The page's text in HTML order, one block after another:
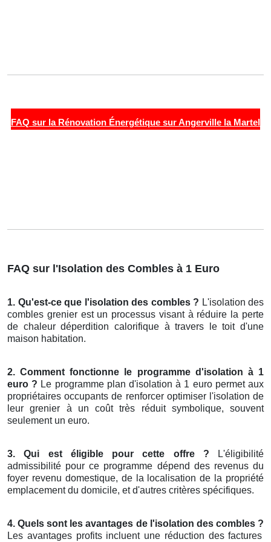
FAQ sur la Rénovation Énergétique sur Angerville la Martel
FAQ sur l'Isolation des Combles à 1 Euro
1. Qu'est-ce que l'isolation des combles ? L'isolation des
combles grenier est un processus visant à réduire la perte
de chaleur déperdition calorifique à travers le toit d'une
maison habitation.
2. Comment fonctionne le programme d'isolation à 1
euro ? Le programme plan d'isolation à 1 euro permet aux
propriétaires occupants de renforcer optimiser l'isolation de
leur grenier à un coût très réduit symbolique, souvent
seulement un euro.
3. Qui est éligible pour cette offre ? L'éligibilité
admissibilité pour ce programme dépend des revenus du
foyer revenu domestique, de la localisation de la propriété
emplacement du domicile, et d'autres critères spécifiques.
4. Quels sont les avantages de l'isolation des combles ?
Les avantages profits incluent une réduction des factures